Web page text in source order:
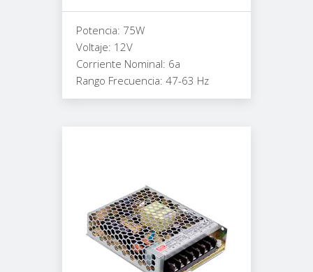
Potencia: 75W
Voltaje: 12V
Corriente Nominal: 6a
Rango Frecuencia: 47-63 Hz